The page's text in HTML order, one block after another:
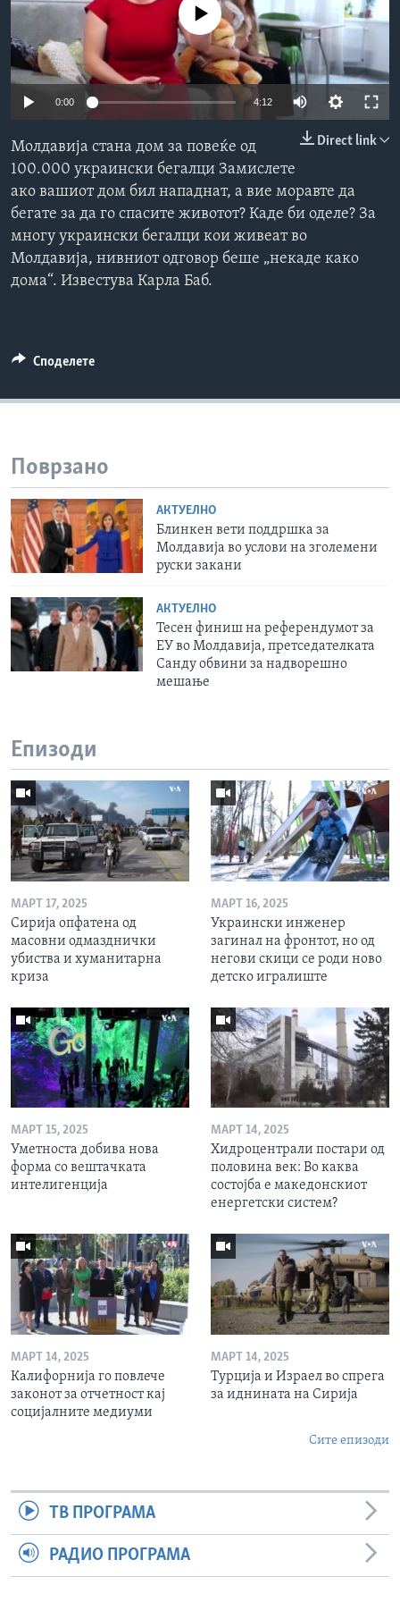
ИНТЕРВЈУА
Јазици
No media source currently available
0:00 4:12
Direct link
Молдавија стана дом за повеќе од
100.000 украински бегалци Замислете
ако вашиот дом бил нападнат, а вие моравте да
бегате за да го спасите животот? Каде би оделе? За
многу украински бегалци кои живеат во
Молдавија, нивниот одговор беше „некаде како
дома“. Известува Карла Баб.
Споделете
Поврзано
АКТУЕЛНО
Блинкен вети поддршка за
Молдавија во услови на зголемени
руски закани
АКТУЕЛНО
Тесен финиш на референдумот за
ЕУ ​​во Молдавија, претседателката
Санду обвини за надворешно
мешање
Епизоди
МАРТ 17, 2025
Сирија опфатена од
масовни одмазднички
убиства и хуманитарна
криза
МАРТ 16, 2025
Украински инженер
загинал на фронтот, но од
негови скици се роди ново
детско игралиште
МАРТ 15, 2025
Уметноста добива нова
форма со вештачката
интелигенција
МАРТ 14, 2025
Хидроцентрали постари од
половина век: Во каква
состојба е македонскиот
енергетски систем?
МАРТ 14, 2025
Калифорнија го повлече
законот за отчетност кај
социјалните медиуми
МАРТ 14, 2025
Турција и Израел во спрега
за иднината на Сирија
Сите епизоди
ТВ ПРОГРАМА
РАДИО ПРОГРАМА